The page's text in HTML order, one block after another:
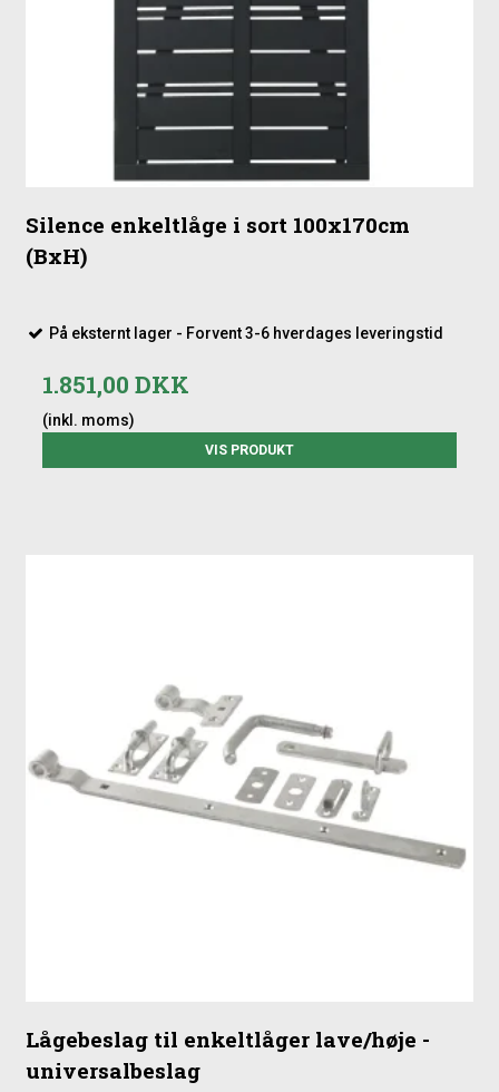
Silence enkeltlåge i sort 100x170cm
(BxH)
På eksternt lager - Forvent 3-6 hverdages leveringstid
1.851,00 DKK
(inkl. moms)
VIS PRODUKT
Lågebeslag til enkeltlåger lave/høje -
universalbeslag